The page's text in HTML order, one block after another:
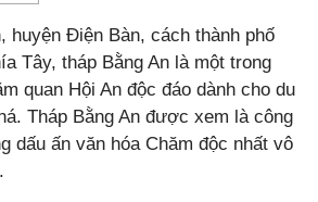
huyện Điện Bàn, cách thành phố
Tây, tháp Bằng An là một trong
quan Hội An độc đáo dành cho du
Tháp Bằng An được xem là công
dấu ấn văn hóa Chăm độc nhất vô